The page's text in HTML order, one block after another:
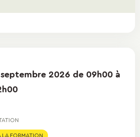
2026 de 09h00 à
FORMATION